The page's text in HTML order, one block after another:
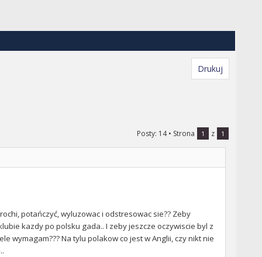
Drukuj
Posty: 14 • Strona 1 z 1
potańczyć, wyluzowac i odstresowac sie?? Zeby
kazdy po polsku gada.. I zeby jeszcze oczywiscie byl z
wymagam??? Na tylu polakow co jest w Anglii, czy nikt nie